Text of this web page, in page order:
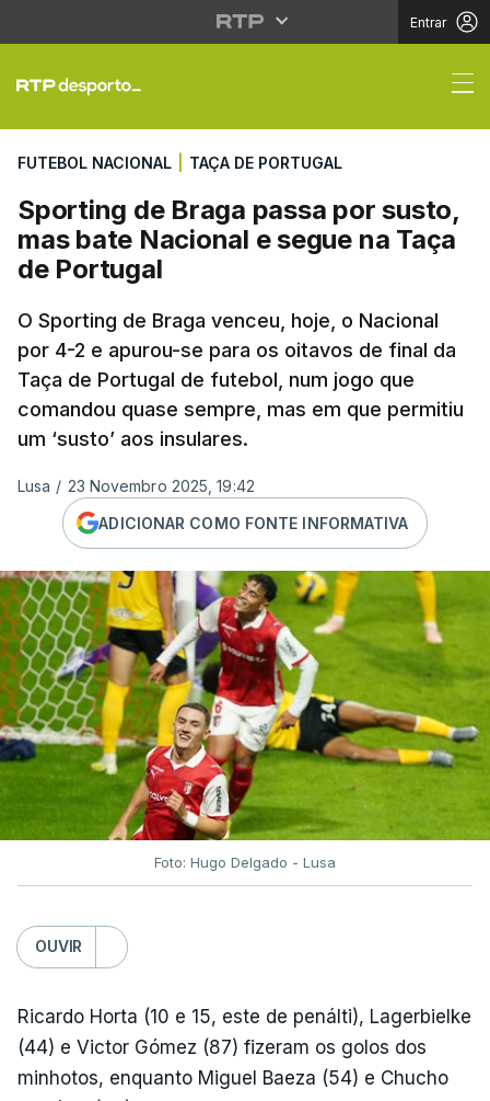
Entrar
Sporting de Braga
FUTEBOL NACIONAL TAÇA DE PORTUGAL
Sporting de Braga passa por susto,
mas bate Nacional e segue na Taça
de Portugal
O Sporting de Braga venceu, hoje, o Nacional
por 4-2 e apurou-se para os oitavos de final da
Taça de Portugal de futebol, num jogo que
comandou quase sempre, mas em que permitiu
um ‘susto’ aos insulares.
Lusa / 23 Novembro 2025, 19:42
ADICIONAR COMO FONTE INFORMATIVA
Foto: Hugo Delgado - Lusa
OUVIR
Ricardo Horta (10 e 15, este de penálti), Lagerbielke
(44) e Victor Gómez (87) fizeram os golos dos
minhotos, enquanto Miguel Baeza (54) e Chucho